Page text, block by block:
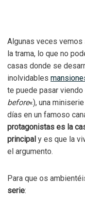
Algunas veces vemos
la trama, lo que no
casas donde se
inolvidables
te puede pasar viendo
before«), una
días en un famoso
protagonistas es la
principal y es que la
el argumento.
Para que os
serie: